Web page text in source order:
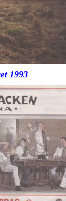
1993